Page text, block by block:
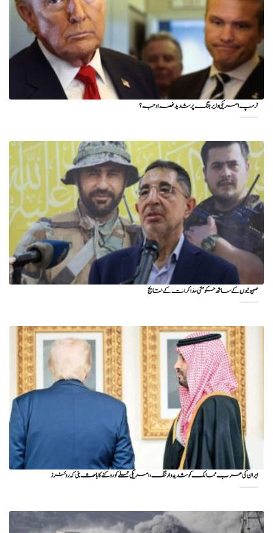
ٹرمپ امریکی وزیر جنگ پر شدید غصہ؛ وجہ ؟
صہیونیوں کے ساتھ حکومتی مذاکرات کے نتایج
ایران کی عرب ممالک کو شدید وارننگ، امریکی حملے کو روکنے کا باعث بنی کہ روئٹرز